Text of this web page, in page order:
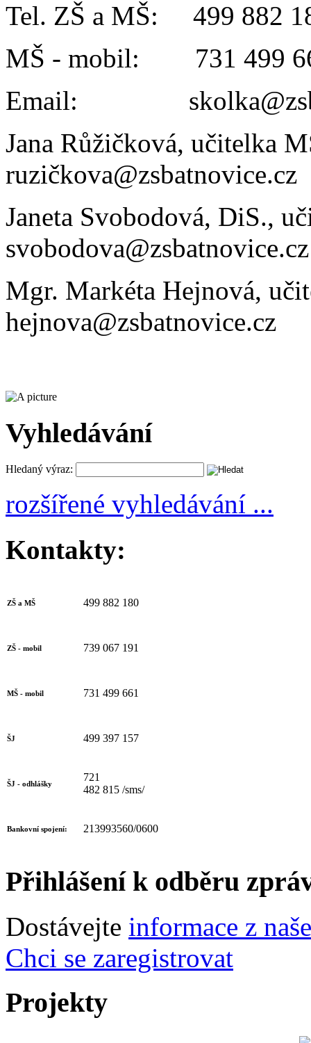
Tel. ZŠ a MŠ: 499 882
MŠ - mobil: 731 499
Email:
Jana Růžičková, učitelka
ruzičkova@zsbatnovice.cz
Janeta Svobodová, DiS.,
svobodova@zsbatnovice.cz
Mgr. Markéta Hejnová,
hejnova@zsbatnovice.cz
Vyhledávání
Hledaný výraz:
rozšířené vyhledávání ...
Kontakty:
ZŠ a MŠ 499 882 180
ZŠ - mobil 739 067 191
MŠ - mobil 731 499 661
ŠJ 499 397 157
ŠJ - odhlášky
721
482 815 /sms/
Bankovní spojení: 213993560/0600
Přihlášení k odběru
Dostávejte informace z
Chci se zaregistrovat
Projekty